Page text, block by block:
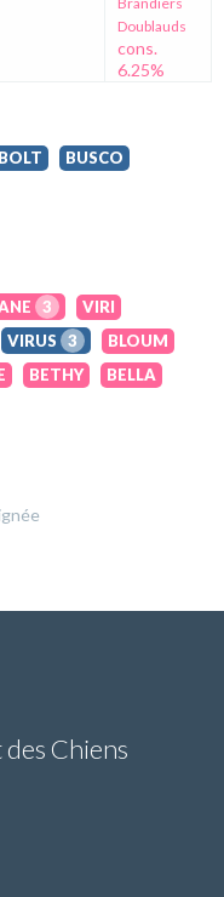
Doublauds
cons.
6.25%
BOLT
BUSCO
3
VIRI
VIRUS 3
BLOUM
BETHY
BELLA
Chiens